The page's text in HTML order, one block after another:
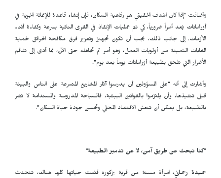
وأضافت "إذا كان الهدف الحقيقي هو رفاهية السكان، فإن إنشاء قاعدة للإغاثة الجوية في
أورامانات يُعد أمراً ضرورياً، كي تتم عمليات الإنقاذ في القرى النائية بسرعة وكفاءة أثناء
الأزمات. إلى جانب ذلك، يجب أن تكون تجهيز وتعزيز فرق مكافحة الحرائق لحماية
الغابات الثمينة من أولويات العمل، وهو أمر تم تجاهله حتى الآن، مما أدى إلى تفاقم
الأضرار التي تلحق بطبيعة أورامانات يوماً بعد يوم".
وأشارت إلى أنه "على المسؤولين أن يدرسوا آثار المشاريع المتسرعة على الناس والبيئة
قبل تنفيذها، وأن يلتزموا بالقوانين البيئية، فالسياحة المدروسة والمستدامة لا تضر
بالطبيعة، بل يمكن أن تنعش الاقتصاد المحلي وتحسن جودة حياة السكان".
"كنا نبحث عن طريق آمن، لا عن تدمير الطبيعة"
حميدة رحماني، امرأة مسنة من قرية بزكوره قضت حياتها كلها هناك، تتحدث